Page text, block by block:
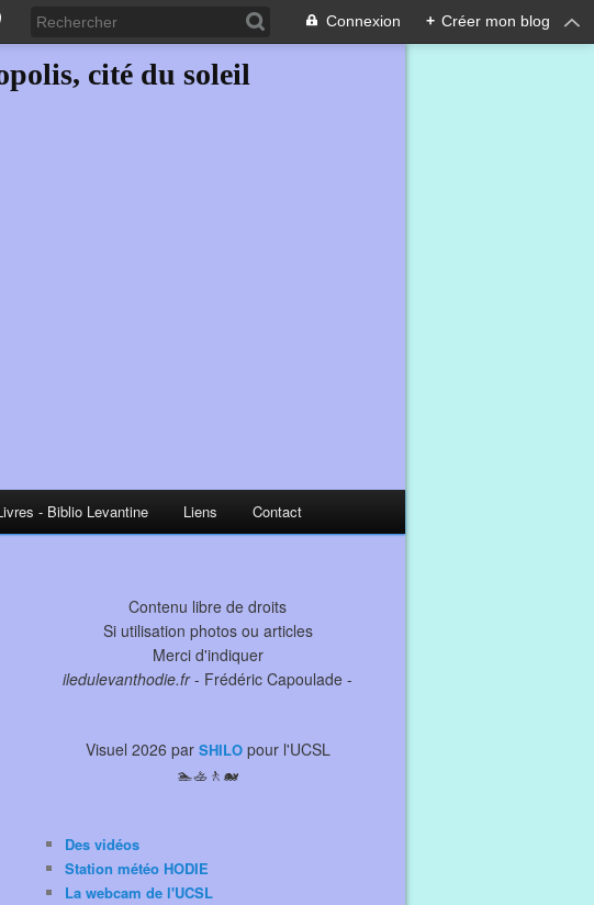
Connexion + Créer mon blog
cité du soleil
- Biblio Levantine Liens Contact
Contenu libre de droits
Si utilisation photos ou articles
Merci d'indiquer
iledulevanthodie.fr- Frédéric Capoulade -
Visuel 2026 par SHILOpour l'UCSL
🏊🚣🚶🐋
Des vidéos
Station météo HODIE
La webcam de l'UCSL